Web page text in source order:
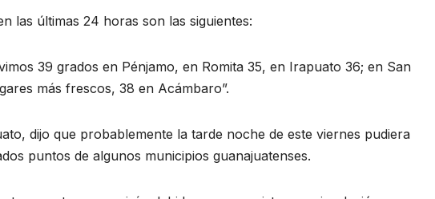
las últimas 24 horas son las siguientes:
39 grados en Pénjamo, en Romita 35, en Irapuato 36; en San
más frescos, 38 en Acámbaro”.
dijo que probablemente la tarde noche de este viernes pudiera
puntos de algunos municipios guanajuatenses.